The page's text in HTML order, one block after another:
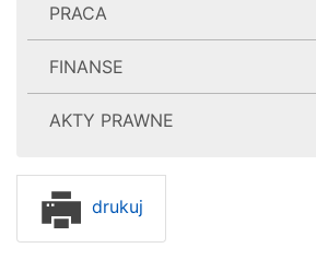
PRACA
FINANSE
AKTY PRAWNE
drukuj